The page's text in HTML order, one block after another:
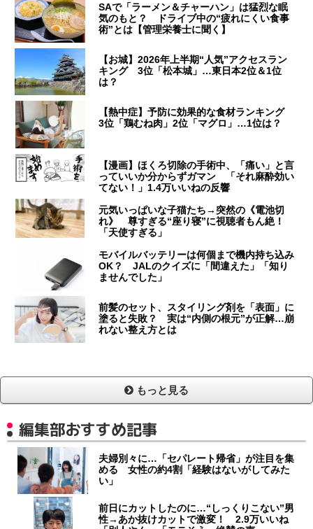
SAで「ラーメン＆チャーハン」は猛烈な眠
気のもと？ ドライブ中の“疲れにくい食事
術”とは【管理栄養士に聞く】
【お城】2026年上半期“人気”アクセスラン
キング 3位「松本城」…東日本2位＆1位
は？
【熱中症】予防に効果的な食材ランキング
3位「鶏むね肉」2位「マグロ」…1位は？
【漫画】ほくろ切除の手術中、「痛い」と言
っていいか分からずガマン 「それ麻酔効い
てない！」1.4万いいねの反響
元気いっぱいな子猫たち→突然の《電池切
れ》 尊すぎる“座り寝”に視聴者もん絶！
「天使すぎる」
モバイルバッテリーは何個まで機内持ち込み
OK？ JALのクイズに「間違えた」「知り
ませんでした」
前髪のセット、スタイリング剤を「表面」に
塗ると失敗？ 実は“内側の根元”が正解…崩
れない整え方とは
もっと見る
編集部おすすめ記事
夫婦別々に…「セパレート帰省」が注目を集
める 女性の約4割「経験はないがしてみた
い」
前日にカットしたのに…“しっくりこない”男
性→あか抜けカットで激変！ 2.9万いいね